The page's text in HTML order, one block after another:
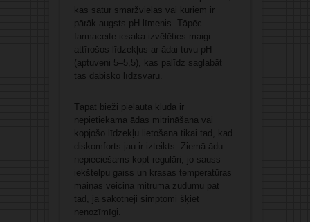
kas satur smaržvielas vai kuriem ir
pārāk augsts pH līmenis. Tāpēc
farmaceite iesaka izvēlēties maigi
attīrošos līdzekļus ar ādai tuvu pH
(aptuveni 5–5,5), kas palīdz saglabāt
tās dabisko līdzsvaru.
Tāpat bieži pieļauta kļūda ir
nepietiekama ādas mitrināšana vai
kopjošo līdzekļu lietošana tikai tad, kad
diskomforts jau ir izteikts. Ziemā ādu
nepieciešams kopt regulāri, jo sauss
iekštelpu gaiss un krasas temperatūras
maiņas veicina mitruma zudumu pat
tad, ja sākotnēji simptomi šķiet
nenozīmīgi.